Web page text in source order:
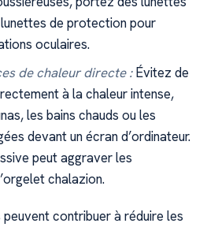
de protection pour
oculaires.
de chaleur directe :Évitez de
à la chaleur intense,
les bains chauds ou les
devant un écran d’ordinateur.
peut aggraver les
chalazion.
contribuer à réduire les